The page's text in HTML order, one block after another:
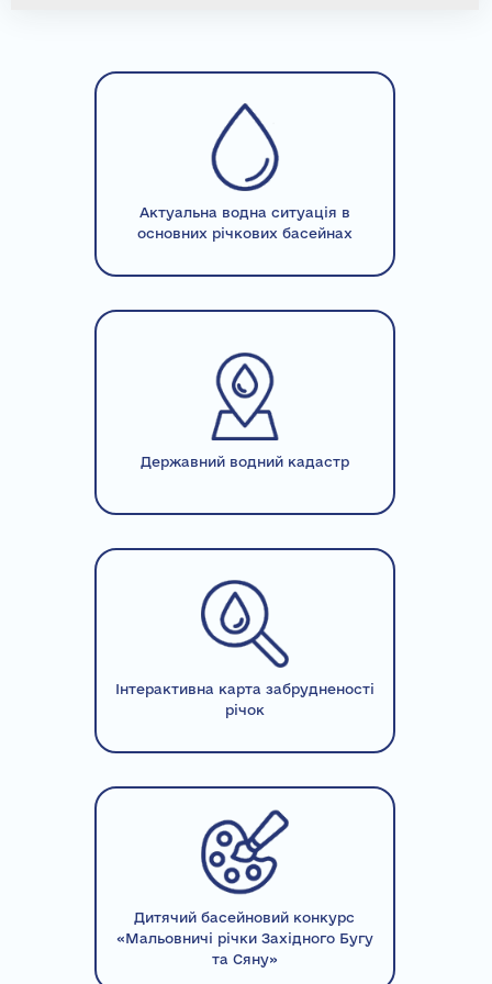
Актуальна водна ситуація в
основних річкових басейнах
Державний водний кадастр
Інтерактивна карта забрудненості
річок
Дитячий басейновий конкурс
«Мальовничі річки Західного Бугу
та Сяну»